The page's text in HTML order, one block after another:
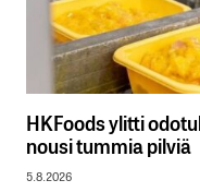
HKFoods ylitti
nousi tummia pilviä
5.8.2026